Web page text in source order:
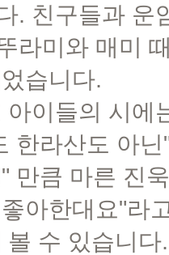
. 친구들과 운
라미와 매미
습니다.
아이들의 시에
한라산도 아
만큼 마른 진
아한대요"라
볼 수 있습니